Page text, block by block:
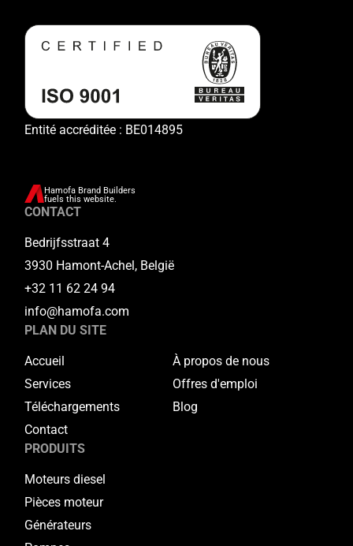
Entité accréditée : BE014895
Hamofa Brand Builders
fuels this website.
CONTACT
Bedrijfsstraat 4
3930 Hamont-Achel, België
+32 11 62 24 94
info@hamofa.com
PLAN DU SITE
Accueil
À propos de nous
Services
Offres d'emploi
Téléchargements
Blog
Contact
PRODUITS
Moteurs diesel
Pièces moteur
Générateurs